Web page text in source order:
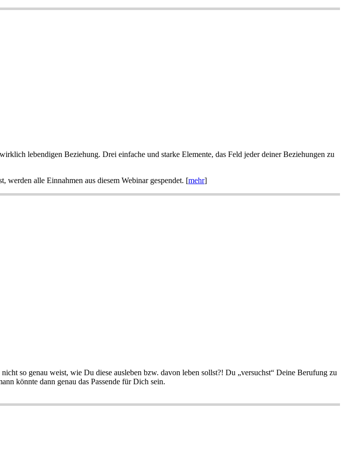
lebendigen Beziehung. Drei einfache und starke Elemente, das Feld jeder deiner Beziehungen zu
alle Einnahmen aus diesem Webinar gespendet. [mehr]
so genau weist, wie Du diese ausleben bzw. davon leben sollst?! Du „versuchst“ Deine Berufung zu
könnte dann genau das Passende für Dich sein.